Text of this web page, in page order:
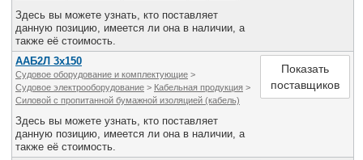
Конференции
Выставки и семинары
Личности
Словарь
Галерея флота
Отзывы
Все службы
Здесь вы можете узнать, кто поставляет
данную позицию, имеется ли она в наличии, а
также её стоимость.
ААБ2Л 3х150
Судовое оборудование и комплектующие >
Судовое электрооборудование > Кабельная продукция >
Силовой с пропитанной бумажной изоляцией (кабель)
Здесь вы можете узнать, кто поставляет
данную позицию, имеется ли она в наличии, а
также её стоимость.
Показать
поставщиков